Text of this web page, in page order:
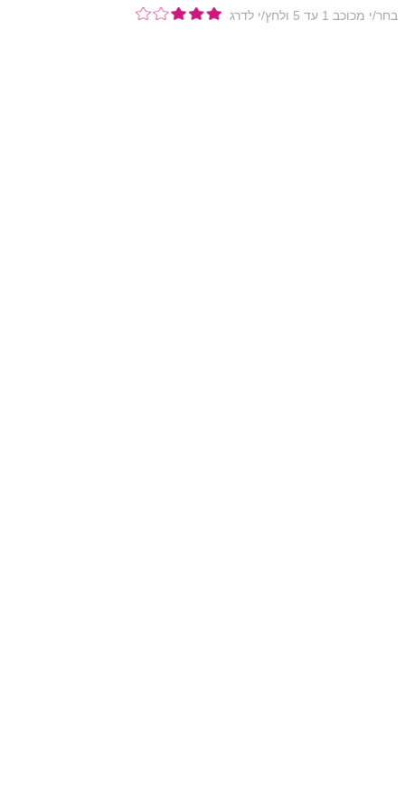
בחר/י מכוכב 1 עד 5 ולחץ/י לדרג